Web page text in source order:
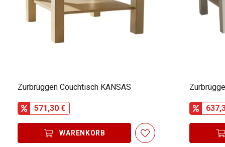
Zurbrüggen Couchtisch KANSAS
571,30 €
WARENKORB